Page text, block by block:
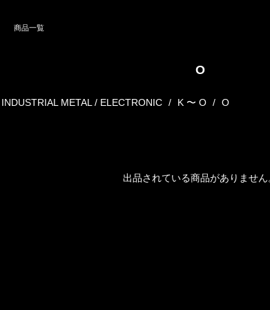
商品一覧
O
INDUSTRIAL METAL / ELECTRONIC K 〜 O O
出品されている商品がありません